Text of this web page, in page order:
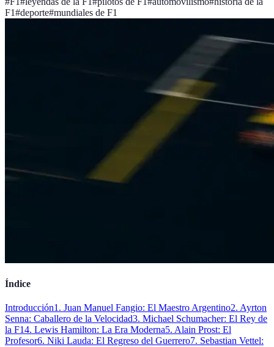
F1#deporte#mundiales de F1
Índice
Introducción1. Juan Manuel Fangio: El Maestro Argentino2. Ayrton
Senna: Caballero de la Velocidad3. Michael Schumacher: El Rey de
la F14. Lewis Hamilton: La Era Moderna5. Alain Prost: El
Profesor6. Niki Lauda: El Regreso del Guerrero7. Sebastian Vettel: